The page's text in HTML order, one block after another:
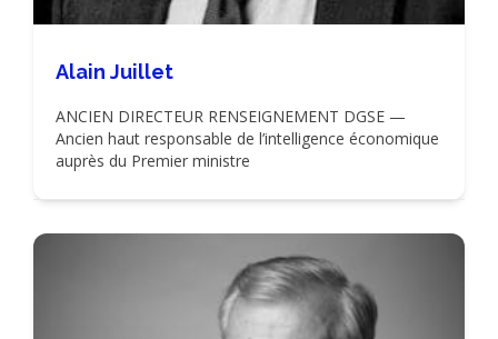
Alain Juillet
ANCIEN DIRECTEUR RENSEIGNEMENT DGSE —
Ancien haut responsable de l’intelligence économique
auprès du Premier ministre